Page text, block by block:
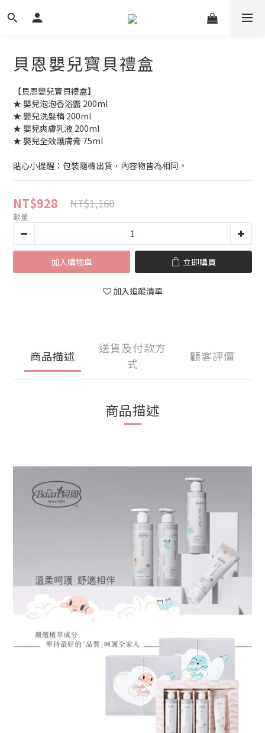
貝恩嬰兒寶貝禮盒
【貝恩嬰兒寶貝禮盒】
★ 嬰兒泡泡香浴露 200ml
★ 嬰兒洗髮精 200ml
★ 嬰兒爽膚乳液 200ml
★ 嬰兒全效護膚膏 75ml
貼心小提醒：包裝隨機出貨，內容物皆為相同。
NT$928 NT$1,160
數量
加入購物車 立即購買
加入追蹤清單
商品描述
送貨及付款方
式
顧客評價
商品描述